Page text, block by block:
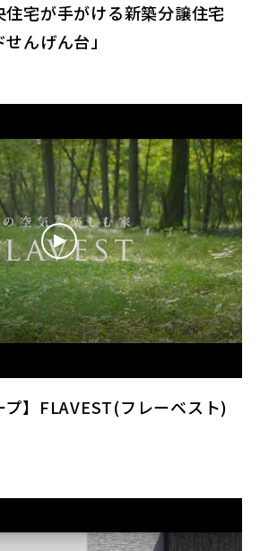
住宅が手がける新築分譲住宅
んげん台」
プ】FLAVEST(フレーベスト)